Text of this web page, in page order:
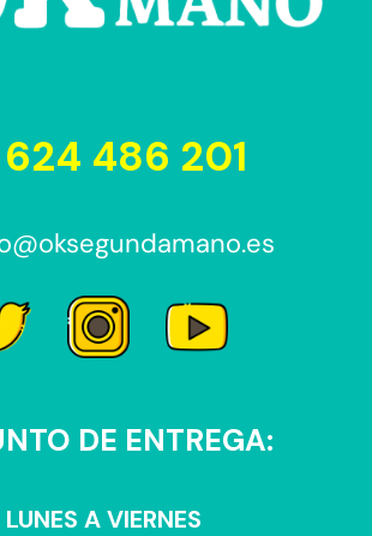
624 486 201
DE ENTREGA:
LUNES A VIERNES